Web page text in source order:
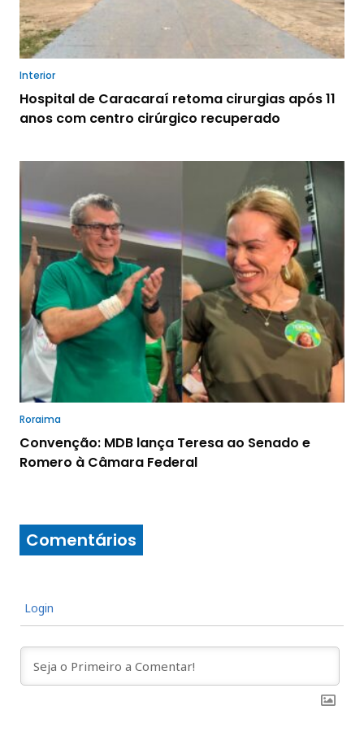
Interior
Hospital de Caracaraí retoma cirurgias após 11
anos com centro cirúrgico recuperado
Roraima
Convenção: MDB lança Teresa ao Senado e
Romero à Câmara Federal
Comentários
Login